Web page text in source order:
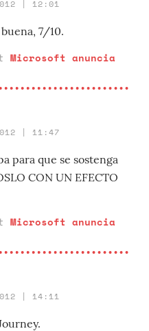
| 12:01
7/10.
Microsoft anuncia
| 11:47
para que se sostenga
CON UN EFECTO
Microsoft anuncia
| 14:11